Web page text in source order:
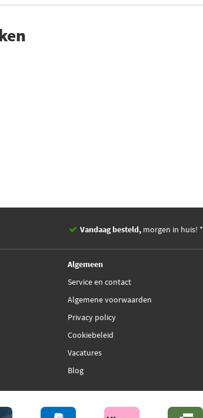
Vandaag besteld, morgen in huis! *
Algemeen
Service en contact
Algemene voorwaarden
Privacy policy
Cookiebeleid
Vacatures
Blog